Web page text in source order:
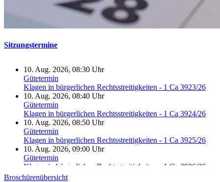
Sitzungstermine
10. Aug. 2026, 08:30 Uhr
Gütetermin
Klagen in bürgerlichen Rechtsstreitigkeiten - 1 Ca 3923/26
10. Aug. 2026, 08:40 Uhr
Gütetermin
Klagen in bürgerlichen Rechtsstreitigkeiten - 1 Ca 3924/26
10. Aug. 2026, 08:50 Uhr
Gütetermin
Klagen in bürgerlichen Rechtsstreitigkeiten - 1 Ca 3925/26
10. Aug. 2026, 09:00 Uhr
Gütetermin
Klagen in bürgerlichen Rechtsstreitigkeiten - 1 Ca 3926/26
10. Aug. 2026, 09:00 Uhr
Broschürenübersicht